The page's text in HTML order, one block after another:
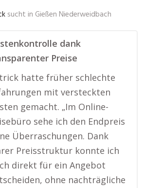
sucht in Gießen Niederweidbach
dank
Preise
hatte früher schlechte
mit versteckten
gemacht. „Im Online-
sehe ich den Endpreis
Überraschungen. Dank
Preisstruktur konnte ich
direkt für ein Angebot
ohne nachträgliche